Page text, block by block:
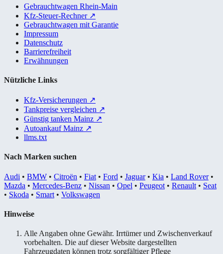
Gebrauchtwagen Rhein-Main
Kfz-Steuer-Rechner ↗
Gebrauchtwagen mit Garantie
Impressum
Datenschutz
Barrierefreiheit
Erwähnungen
Nützliche Links
Kfz-Versicherungen ↗
Tankpreise vergleichen ↗
Günstig tanken Mainz ↗
Autoankauf Mainz ↗
llms.txt
Nach Marken suchen
Audi • BMW • Citroën • Fiat • Ford • Jaguar• Kia • Land Rover•
Mazda • Mercedes-Benz • Nissan • Opel • Peugeot • Renault • Seat
• Skoda • Smart • Volkswagen
Hinweise
Alle Angaben ohne Gewähr. Irrtümer und Zwischenverkauf
vorbehalten. Die auf dieser Website dargestellten
Fahrzeugdaten können trotz sorgfältiger Pflege